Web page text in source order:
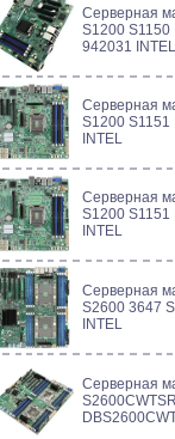
Серверная
S1200 S1150
942031 INTEL
Серверная
S1200
INTEL
Серверная
S1200 S1151
INTEL
Серверная
S2600 3647
INTEL
Серверная